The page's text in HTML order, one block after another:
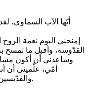
إمنحني اليوم نعمة
القدّوسة، وأقبل ما
وساعدني أن أكون
أمّي، علّميني أن
والقدّيسين، واجعليني أداة تمجيد على مثالك”. آمين.